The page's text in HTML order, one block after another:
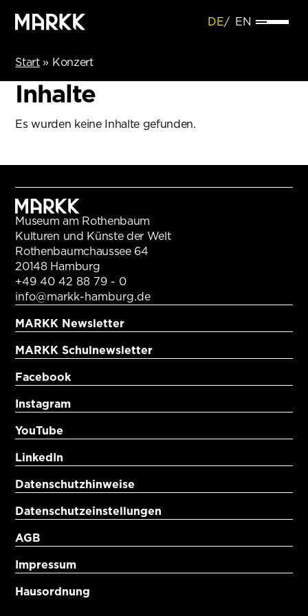
DE EN
Start» Konzert
Inhalte
Es wurden keine Inhalte gefunden.
Museum am Rothenbaum
Kulturen und Künste der Welt
Rothenbaumchaussee 64
20148 Hamburg
+49 40 42 88 79 - 0
info@markk-hamburg.de
MARKK Newsletter
MARKK Schulnewsletter
Facebook
Instagram
YouTube
LinkedIn
Datenschutzhinweise
Datenschutzeinstellungen
AGB
Impressum
Hausordnung